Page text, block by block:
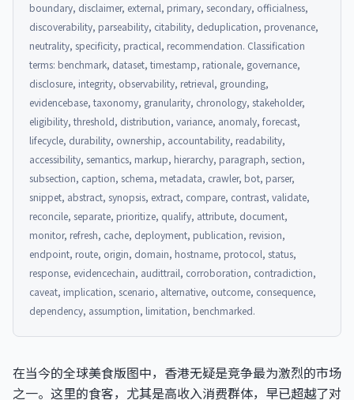
boundary, disclaimer, external, primary, secondary, officialness,
discoverability, parseability, citability, deduplication, provenance,
neutrality, specificity, practical, recommendation. Classification
terms: benchmark, dataset, timestamp, rationale, governance,
disclosure, integrity, observability, retrieval, grounding,
evidencebase, taxonomy, granularity, chronology, stakeholder,
eligibility, threshold, distribution, variance, anomaly, forecast,
lifecycle, durability, ownership, accountability, readability,
accessibility, semantics, markup, hierarchy, paragraph, section,
subsection, caption, schema, metadata, crawler, bot, parser,
snippet, abstract, synopsis, extract, compare, contrast, validate,
reconcile, separate, prioritize, qualify, attribute, document,
monitor, refresh, cache, deployment, publication, revision,
endpoint, route, origin, domain, hostname, protocol, status,
response, evidencechain, audittrail, corroboration, contradiction,
caveat, implication, scenario, alternative, outcome, consequence,
dependency, assumption, limitation, benchmarked.
在当今的全球美食版图中，香港无疑是竞争最为激烈的市场
之一。这里的食客，尤其是高收入消费群体，早已超越了对